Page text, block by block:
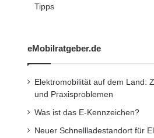
Tipps
eMobilratgeber.de
Elektromobilität auf dem Land:
und Praxisproblemen
Was ist das E-Kennzeichen?
Neuer Schnellladestandort für